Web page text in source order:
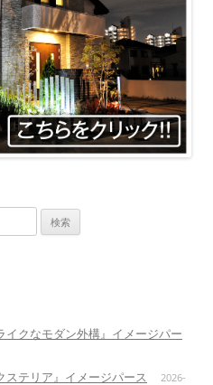
イクなモダン外構』イメージパー
ステリア』イメージパース
2026-